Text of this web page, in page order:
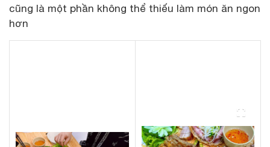
cũng là một phần không thể thiếu làm món ăn ngon
hơn